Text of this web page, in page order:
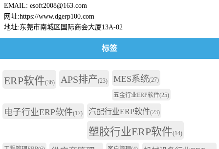
EMAIL: esoft2008@163.com
网址:https://www.dgerp100.com
地址:东莞市南城区国际商会大厦13A-02
标签
ERP软件(36) APS排产(23) MES系统(27)
五金行业ERP软件(25)
电子行业ERP软件(17) 汽配行业ERP软件(23)
塑胶行业ERP软件(14)